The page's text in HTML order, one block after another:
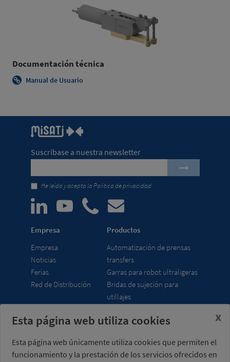
Documentación técnica
Manual de Usuario
Suscríbase a nuestra newsletter
He leído y acepto laPolítica de privacidad
Empresa
Empresa
Noticias
Ferias
Red de Distribución
Productos
Automatización de prensas
transfers
Garras para robot ultraligeras
Bridas de sujeción para
utillajes
Misati S.L.
08960 Sant Just
Desvern
Horario
7:00 - 15:00 h (UTC+01:00)
Esta página web utiliza cookies
Esta página web únicamente utiliza cookies que permiten el
funcionamiento y la prestación de los servicios ofrecidos en
x